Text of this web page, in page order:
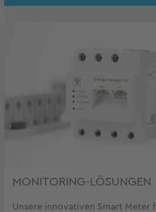
MONITORING-LÖSUNGEN
Unsere innovativen Smart Meter